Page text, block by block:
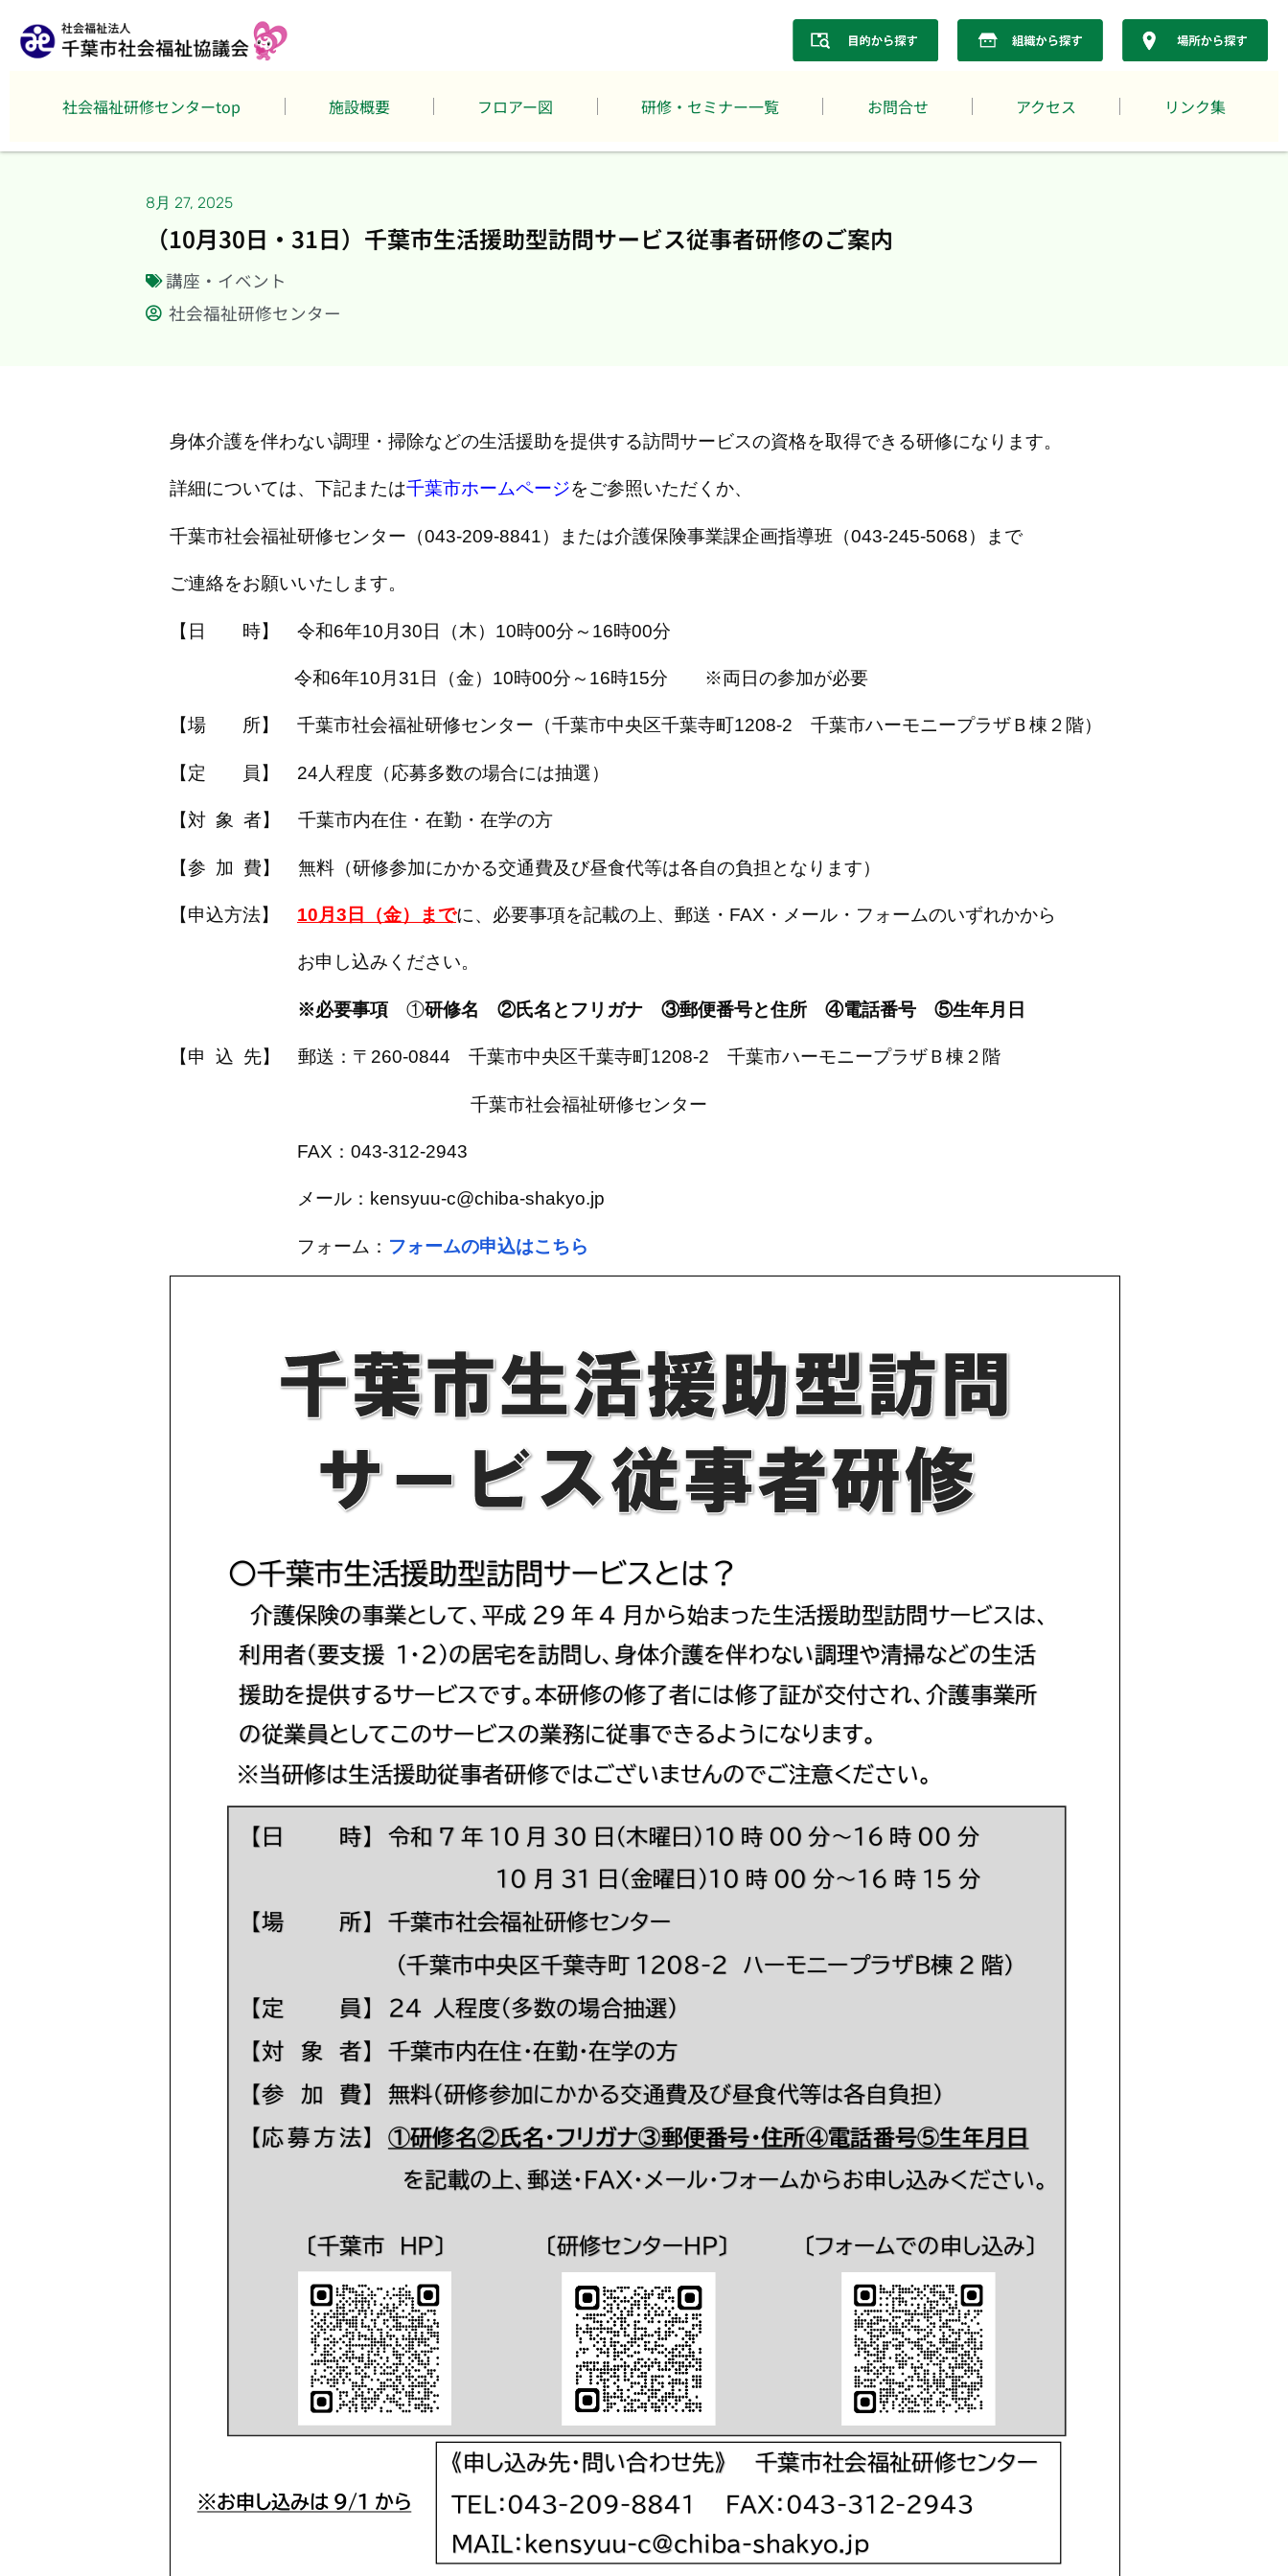
社会福祉研修センターtop 施設概要 フロアー図 研修・セミナー一覧 お問合せ アクセス リンク集
8月 27, 2025
（10月30日・31日）千葉市生活援助型訪問サービス従事者研修のご案内
講座・イベント
社会福祉研修センター
身体介護を伴わない調理・掃除などの生活援助を提供する訪問サービスの資格を取得できる研修になります。
詳細については、下記または千葉市ホームページをご参照いただくか、
千葉市社会福祉研修センター（043-209-8841）または介護保険事業課企画指導班（043-245-5068）まで
ご連絡をお願いいたします。
【日 時】 令和6年10月30日（木）10時00分～16時00分
令和6年10月31日（金）10時00分～16時15分 ※両日の参加が必要
【場 所】 千葉市社会福祉研修センター（千葉市中央区千葉寺町1208-2 千葉市ハーモニープラザＢ棟２階）
【定 員】 24人程度（応募多数の場合には抽選）
【対 象 者】 千葉市内在住・在勤・在学の方
【参 加 費】 無料（研修参加にかかる交通費及び昼食代等は各自の負担となります）
【申込方法】 10月3日（金）までに、必要事項を記載の上、郵送・FAX・メール・フォームのいずれかから
お申し込みください。
※必要事項 ①研修名 ②氏名とフリガナ ③郵便番号と住所 ④電話番号 ⑤生年月日
【申 込 先】 郵送：〒260-0844 千葉市中央区千葉寺町1208-2 千葉市ハーモニープラザＢ棟２階
千葉市社会福祉研修センター
FAX：043-312-2943
メール：kensyuu-c@chiba-shakyo.jp
フォーム： フォームの申込はこちら